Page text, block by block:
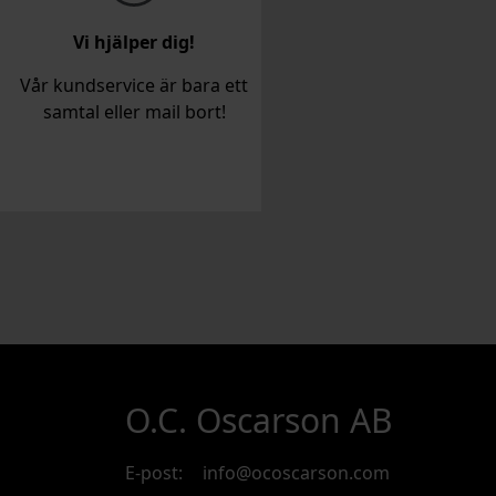
Vi hjälper dig!
Vår kundservice är bara ett
samtal eller mail bort!
O.C. Oscarson AB
E-post:
info@ocoscarson.com